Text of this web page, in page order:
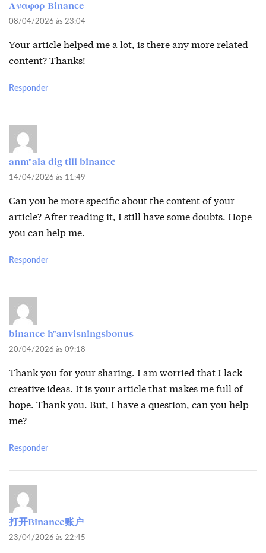
Αναφορ Binance
08/04/2026 às 23:04
Your article helped me a lot, is there any more related
content? Thanks!
Responder
anm"ala dig till binance
14/04/2026 às 11:49
Can you be more specific about the content of your
article? After reading it, I still have some doubts. Hope
you can help me.
Responder
binance h"anvisningsbonus
20/04/2026 às 09:18
Thank you for your sharing. I am worried that I lack
creative ideas. It is your article that makes me full of
hope. Thank you. But, I have a question, can you help
me?
Responder
打开Binance账户
23/04/2026 às 22:45